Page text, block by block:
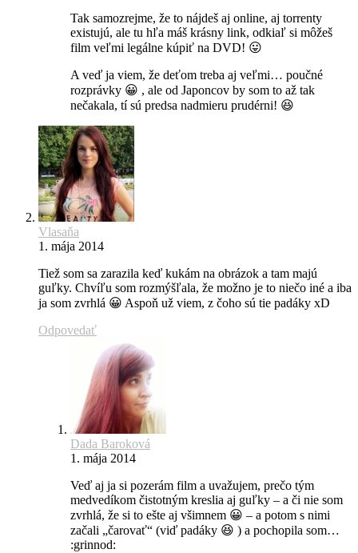
Tak samozrejme, že to nájdeš aj online, aj torrenty
existujú, ale tu hľa máš krásny link, odkiaľ si môžeš
film veľmi legálne kúpiť na DVD! 😛
A veď ja viem, že deťom treba aj veľmi… poučné
rozprávky 😀 , ale od Japoncov by som to až tak
nečakala, tí sú predsa nadmieru prudérni! 😆
Vlasaňa
1. mája 2014
Tiež som sa zarazila keď kukám na obrázok a tam majú
guľky. Chvíľu som rozmýšľala, že možno je to niečo iné a iba
ja som zvrhlá 😀 Aspoň už viem, z čoho sú tie padáky xD
Odpovedať
Dada Baroková
1. mája 2014
Veď aj ja si pozerám film a uvažujem, prečo tým
medvedíkom čistotným kreslia aj guľky – a či nie som
zvrhlá, že si to ešte aj všimnem 😀 – a potom s nimi
začali „čarovať“ (viď padáky 😆 ) a pochopila som…
:grinnod: